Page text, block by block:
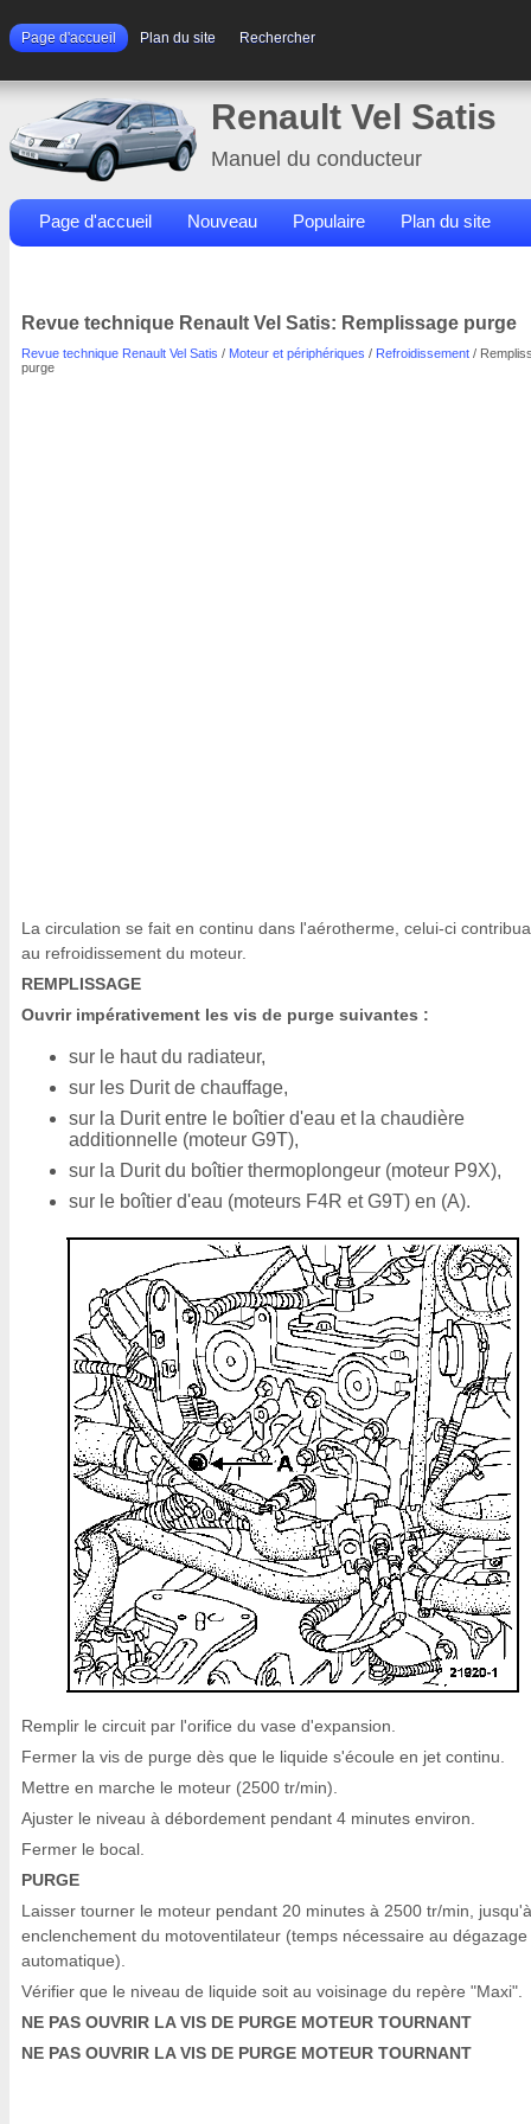
Page d'accueil Plan du site Rechercher
Renault Vel Satis
Manuel du conducteur
Page d'accueil Nouveau Populaire Plan du site
Revue technique Renault Vel Satis: Remplissage purge
Revue technique Renault Vel Satis / Moteur et périphériques / Refroidissement /
purge
La circulation se fait en continu dans l'aérotherme, celui-ci
au refroidissement du moteur.
REMPLISSAGE
Ouvrir impérativement les vis de purge suivantes :
sur le haut du radiateur,
sur les Durit de chauffage,
sur la Durit entre le boîtier d'eau et la chaudière
additionnelle (moteur G9T),
sur la Durit du boîtier thermoplongeur (moteur P9X),
sur le boîtier d'eau (moteurs F4R et G9T) en (A).
Remplir le circuit par l'orifice du vase d'expansion.
Fermer la vis de purge dès que le liquide s'écoule en jet continu.
Mettre en marche le moteur (2500 tr/min).
Ajuster le niveau à débordement pendant 4 minutes environ.
Fermer le bocal.
PURGE
Laisser tourner le moteur pendant 20 minutes à 2500 tr/min, jusqu'à
enclenchement du motoventilateur (temps nécessaire au dégazage
automatique).
Vérifier que le niveau de liquide soit au voisinage du repère "Maxi".
NE PAS OUVRIR LA VIS DE PURGE MOTEUR TOURNANT
NE PAS OUVRIR LA VIS DE PURGE MOTEUR TOURNANT